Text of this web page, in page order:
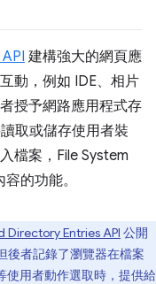
建構強大的網頁應
動，例如 IDE、相片
授予網路應用程式存
取或儲存使用者裝
檔案，File System
的功能。
Directory Entries API 公開
後者記錄了瀏覽器在檔案
使用者動作選取時，提供給